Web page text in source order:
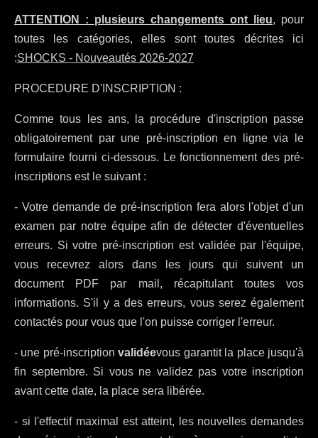
ATTENTION : plusieurs changements ont lieu, pour
toutes les catégories, elles sont toutes décrites ici
:SHOCKS - Nouveautés 2026-2027
PROCEDURE D'INSCRIPTION :
Comme tous les ans, la procédure d'inscription passe
obligatoirement par une pré-inscription en ligne via le
formulaire fourni ci-dessous. Le fonctionnement des pré-
inscriptions est le suivant :
- Votre demande de pré-inscription fera alors l'objet d'un
examen par notre équipe afin de détecter d'éventuelles
erreurs. Si votre pré-inscription est validée par l'équipe,
vous recevrez alors dans les jours qui suivent un
document PDF par mail, récapitulant toutes vos
informations. S'il y a des erreurs, vous serez également
contactés pour vous que l'on puisse corriger l'erreur.
- une pré-inscriptionvalidéevous garantit la place jusqu'à
fin septembre. Si vous ne validez pas votre inscription
avant cette date, la place sera libérée.
- si l'effectif maximal est atteint, les nouvelles demandes